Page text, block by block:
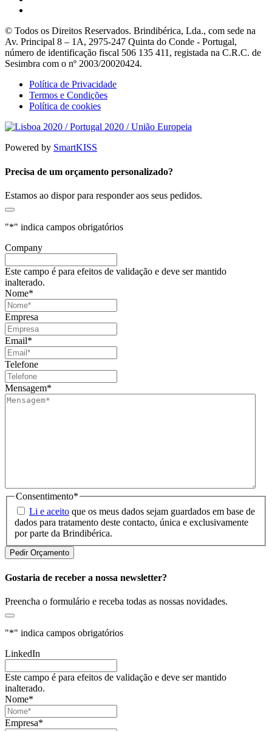
© Todos os Direitos Reservados. Brindibérica, Lda., com sede na
Av. Principal 8 – 1A, 2975-247 Quinta do Conde - Portugal,
número de identificação fiscal 506 135 411, registada na C.R.C. de
Sesimbra com o nº 2003/20020424.
Política de Privacidade
Termos e Condições
Política de cookies
Powered by SmartKISS
Precisa de um orçamento personalizado?
Estamos ao dispor para responder aos seus pedidos.
"*" indica campos obrigatórios
Company
Este campo é para efeitos de validação e deve ser mantido
inalterado.
Nome*
Empresa
Email*
Telefone
Mensagem*
Consentimento*
Li e aceito que os meus dados sejam guardados em base de
dados para tratamento deste contacto, única e exclusivamente
por parte da Brindibérica.
Gostaria de receber a nossa newsletter?
Preencha o formulário e receba todas as nossas novidades.
"*" indica campos obrigatórios
LinkedIn
Este campo é para efeitos de validação e deve ser mantido
inalterado.
Nome*
Empresa*